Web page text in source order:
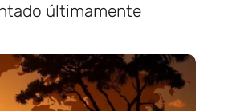
últimamente